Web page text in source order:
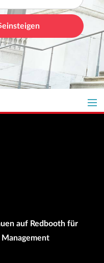
einsteigen
auf Redbooth für